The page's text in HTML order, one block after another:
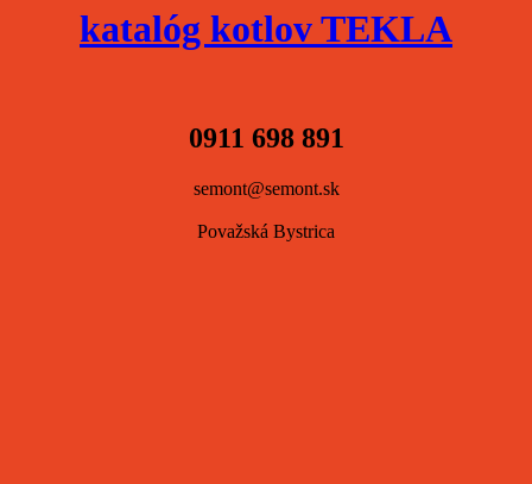
katalóg kotlov TEKLA
0911 698 891
semont@semont.sk
Považská Bystrica